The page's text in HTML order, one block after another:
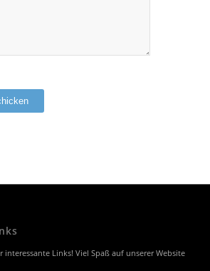
interessante Links! Viel Spaß auf unserer Website